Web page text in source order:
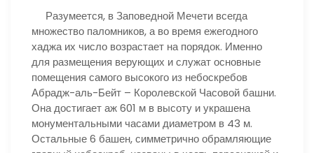
Разумеется, в Заповедной Мечети всегда
множество паломников, а во время ежегодного
хаджа их число возрастает на порядок. Именно
для размещения верующих и служат основные
помещения самого высокого из небоскребов
Абрадж-аль-Бейт – Королевской Часовой башни.
Она достигает аж 601 м в высоту и украшена
монументальными часами диаметром в 43 м.
Остальные 6 башен, симметрично обрамляющие